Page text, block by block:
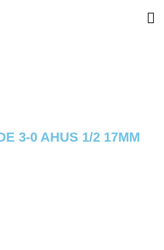
3-0 AHUS 1/2 17MM